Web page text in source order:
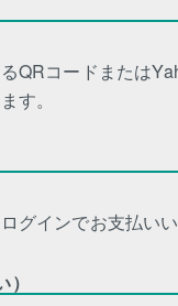
QRコードまたは
す。
グインでお支払いい